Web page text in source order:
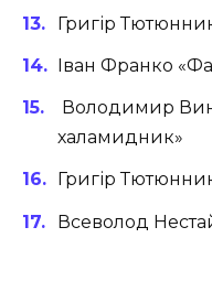
Григір
Іван Франко
Володимир
халамидник»
Григір
Всеволод